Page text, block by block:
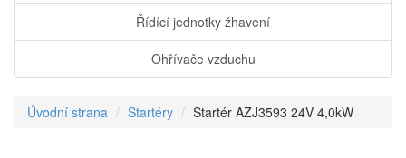
Řídící jednotky žhavení
Ohřívače vzduchu
Úvodní strana Startéry Startér AZJ3593 24V 4,0kW